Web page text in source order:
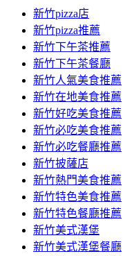
新竹pizza店
新竹pizza推薦
新竹下午茶推薦
新竹下午茶餐廳
新竹人氣美食推薦
新竹在地美食推薦
新竹好吃美食推薦
新竹必吃美食推薦
新竹必吃餐廳推薦
新竹披薩店
新竹熱門美食推薦
新竹特色美食推薦
新竹特色餐廳推薦
新竹美式漢堡
新竹美式漢堡餐廳